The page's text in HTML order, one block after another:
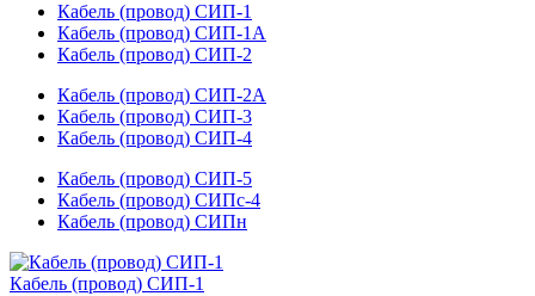
Кабель (провод) СИП-1
Кабель (провод) СИП-1А
Кабель (провод) СИП-2
Кабель (провод) СИП-2А
Кабель (провод) СИП-3
Кабель (провод) СИП-4
Кабель (провод) СИП-5
Кабель (провод) СИПc-4
Кабель (провод) СИПн
Кабель (провод) СИП-1